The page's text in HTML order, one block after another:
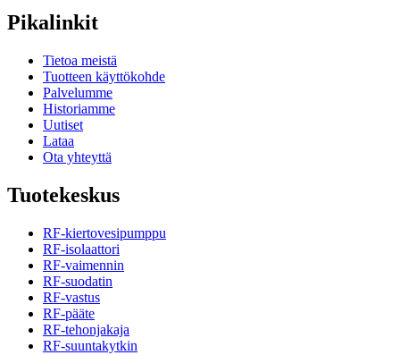
Pikalinkit
Tietoa meistä
Tuotteen käyttökohde
Palvelumme
Historiamme
Uutiset
Lataa
Ota yhteyttä
Tuotekeskus
RF-kiertovesipumppu
RF-isolaattori
RF-vaimennin
RF-suodatin
RF-vastus
RF-pääte
RF-tehonjakaja
RF-suuntakytkin